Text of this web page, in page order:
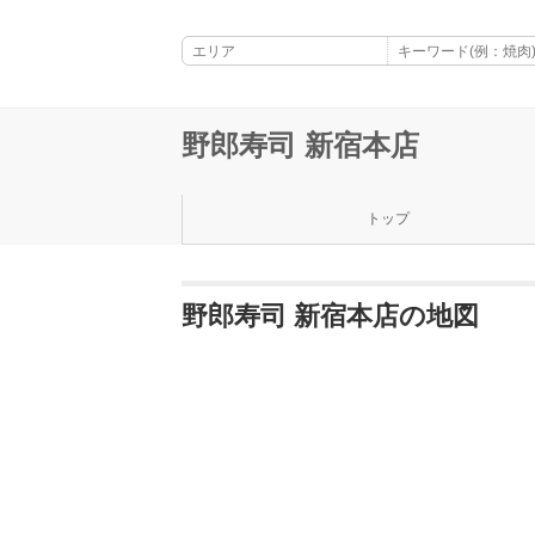
野郎寿司 新宿本店
トップ
野郎寿司 新宿本店の地図